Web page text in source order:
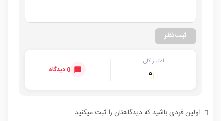
ثبت نظر
امتیاز کلی
۰ 0 دیدگاه
اولین فردی باشید که دیدگاهتان را ثبت میکنید